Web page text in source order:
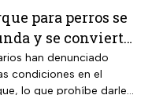
para perros se
y se convierte
de infección;
canina está
han denunciado
condiciones en el
lo que prohíbe darle